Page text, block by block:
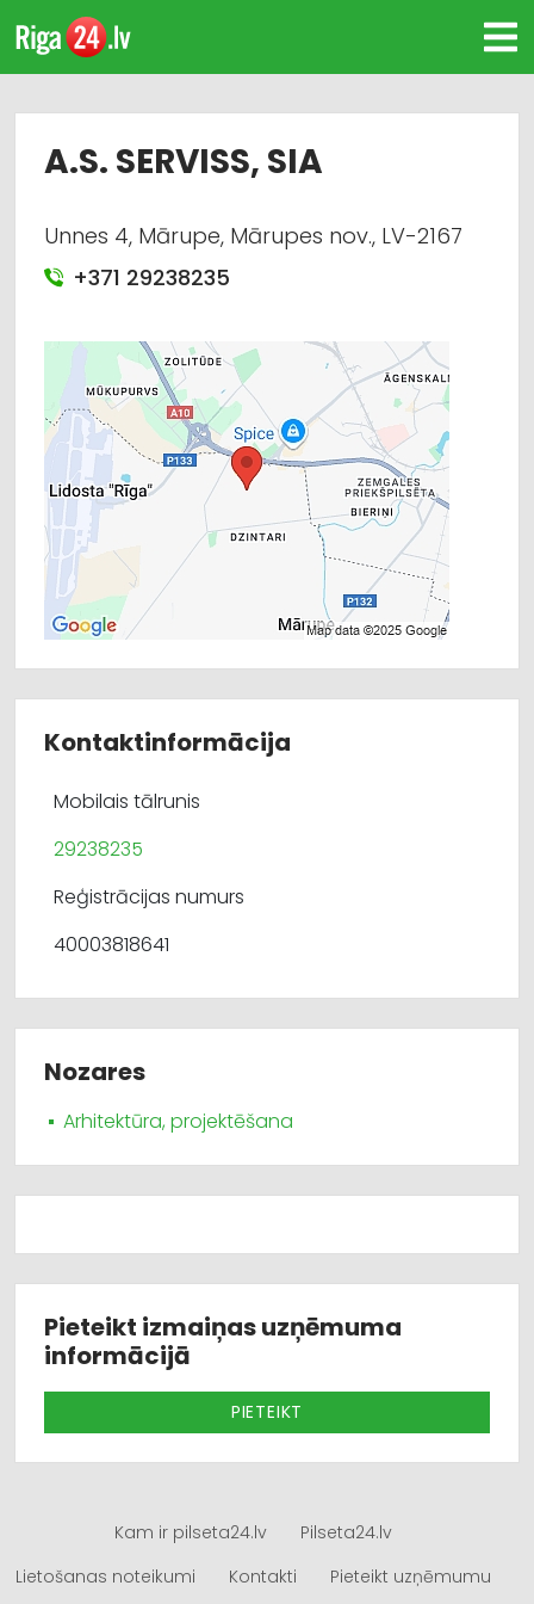
A.S. SERVISS, SIA
Unnes 4, Mārupe, Mārupes nov., LV-2167
+371 29238235
Kontaktinformācija
Mobilais tālrunis
29238235
Reģistrācijas numurs
40003818641
Nozares
Arhitektūra, projektēšana
Pieteikt izmaiņas uzņēmuma
informācijā
PIETEIKT
Kam ir pilseta24.lv
Pilseta24.lv
Lietošanas noteikumi
Kontakti Pieteikt uzņēmumu